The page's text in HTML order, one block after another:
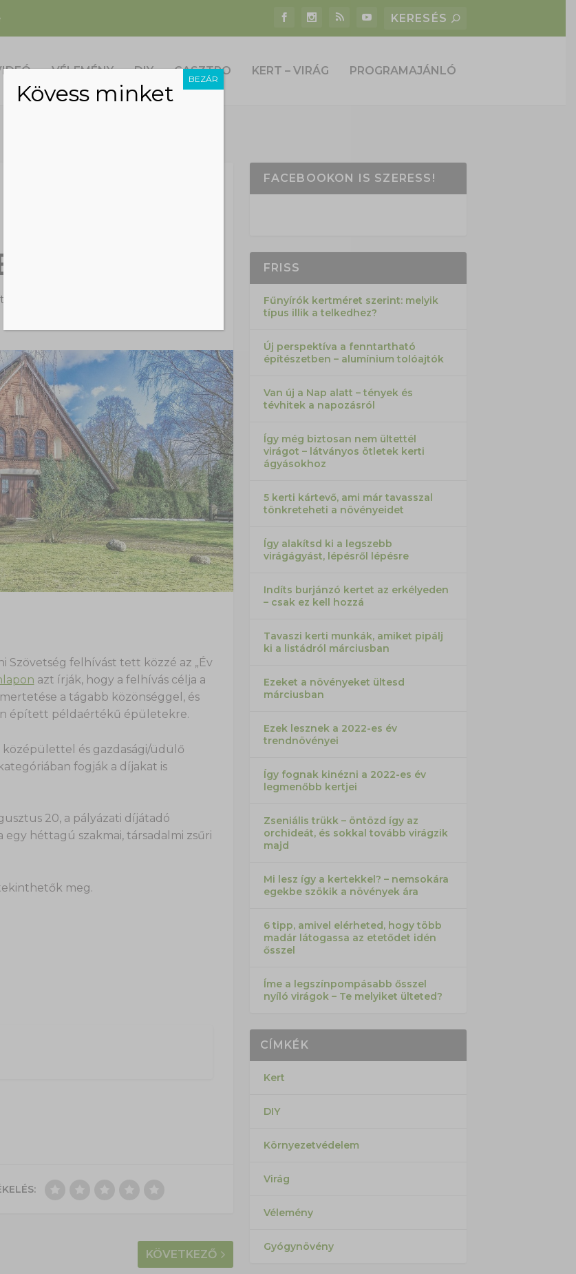
VÉLEMÉNY DIY GASZTRO KERT – VIRÁG PROGRAMAJÁNLÓ
HÁZÁT
Szövetség felhívást tett közzé az „Év
azt írják, hogy a felhívás célja a
a tágabb közönséggel, és
épített példaértékű épületekre.
középülettel és gazdasági/üdülő
fogják a díjakat is
20, a pályázati díjátadó
héttagú szakmai, társadalmi zsűri
meg.
KÖVETKEZŐ
FACEBOOKON IS SZERESS!
FRISS
Fűnyírók kertméret szerint: melyik
típus illik a telkedhez?
Új perspektíva a fenntartható
építészetben – alumínium tolóajtók
Van új a Nap alatt – tények és
tévhitek a napozásról
Így még biztosan nem ültettél
virágot – látványos ötletek kerti
ágyásokhoz
5 kerti kártevő, ami már tavasszal
tönkreteheti a növényeidet
Így alakítsd ki a legszebb
virágágyást, lépésről lépésre
Indíts burjánzó kertet az erkélyeden
– csak ez kell hozzá
Tavaszi kerti munkák, amiket pipálj
ki a listádról márciusban
Ezeket a növényeket ültesd
márciusban
Ezek lesznek a 2022-es év
trendnövényei
Így fognak kinézni a 2022-es év
legmenőbb kertjei
Zseniális trükk – öntözd így az
orchideát, és sokkal tovább virágzik
majd
Mi lesz így a kertekkel? – nemsokára
egekbe szökik a növények ára
6 tipp, amivel elérheted, hogy több
madár látogassa az etetődet idén
ősszel
Íme a legszínpompásabb ősszel
nyíló virágok – Te melyiket ülteted?
CÍMKÉK
Kert
DIY
Környezetvédelem
Virág
Vélemény
Gyógynövény
Kövess minket
BEZÁR